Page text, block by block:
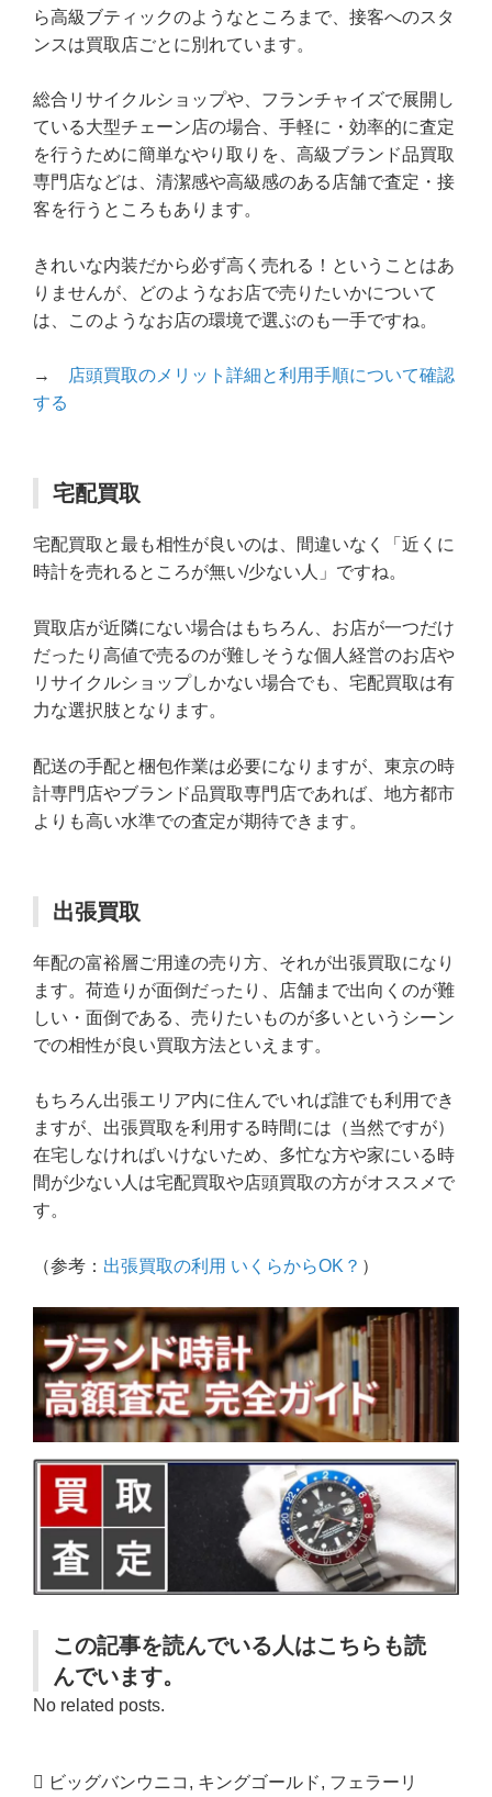
ら高級ブティックのようなところまで、接客へのスタ
ンスは買取店ごとに別れています。
総合リサイクルショップや、フランチャイズで展開し
ている大型チェーン店の場合、手軽に・効率的に査定
を行うために簡単なやり取りを、高級ブランド品買取
専門店などは、清潔感や高級感のある店舗で査定・接
客を行うところもあります。
きれいな内装だから必ず高く売れる！ということはあ
りませんが、どのようなお店で売りたいかについて
は、このようなお店の環境で選ぶのも一手ですね。
→
店頭買取のメリット詳細と利用手順について確認
する
宅配買取
宅配買取と最も相性が良いのは、間違いなく「近くに
時計を売れるところが無い/少ない人」ですね。
買取店が近隣にない場合はもちろん、お店が一つだけ
だったり高値で売るのが難しそうな個人経営のお店や
リサイクルショップしかない場合でも、宅配買取は有
力な選択肢となります。
配送の手配と梱包作業は必要になりますが、東京の時
計専門店やブランド品買取専門店であれば、地方都市
よりも高い水準での査定が期待できます。
出張買取
年配の富裕層ご用達の売り方、それが出張買取になり
ます。荷造りが面倒だったり、店舗まで出向くのが難
しい・面倒である、売りたいものが多いというシーン
での相性が良い買取方法といえます。
もちろん出張エリア内に住んでいれば誰でも利用でき
ますが、出張買取を利用する時間には（当然ですが）
在宅しなければいけないため、多忙な方や家にいる時
間が少ない人は宅配買取や店頭買取の方がオススメで
す。
（参考： 出張買取の利用 いくらからOK？ ）
この記事を読んでいる人はこちらも読
んでいます。
No related posts.
ビッグバンウニコ , キングゴールド, フェラーリ